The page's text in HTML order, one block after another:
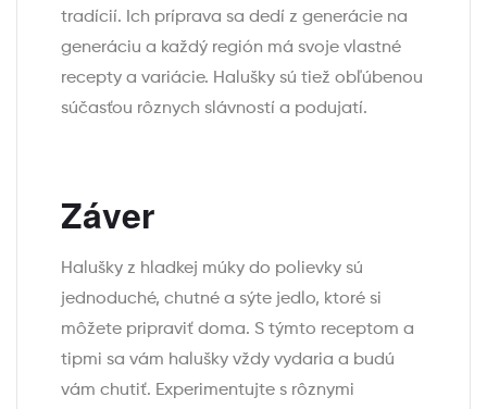
tradícií. Ich príprava sa dedí z generácie na
generáciu a každý región má svoje vlastné
recepty a variácie. Halušky sú tiež obľúbenou
súčasťou rôznych slávností a podujatí.
Záver
Halušky z hladkej múky do polievky sú
jednoduché, chutné a sýte jedlo, ktoré si
môžete pripraviť doma. S týmto receptom a
tipmi sa vám halušky vždy vydaria a budú
vám chutiť. Experimentujte s rôznymi